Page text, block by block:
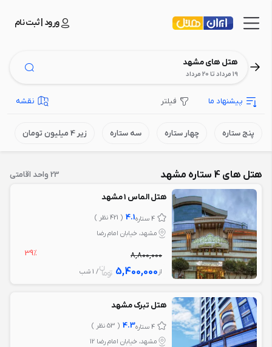
ورود | ثبت نام
هتل های مشهد
19 مرداد تا 20 مرداد
پیشنهاد ما فیلتر نقشه
پنج ستاره چهار ستاره سه ستاره زیر 4 میلیون تومان
هتل های 4 ستاره مشهد 23 واحد اقامتی
هتل الماس 1 مشهد
4 ستاره 4.1 ( 421 نظر )
مشهد، خیابان امام رضا
8,800,000
39%
از 5,400,000 / 1 شب
هتل تبرک مشهد
4 ستاره 4.3 ( 53 نظر )
مشهد، خیابان امام رضا 12